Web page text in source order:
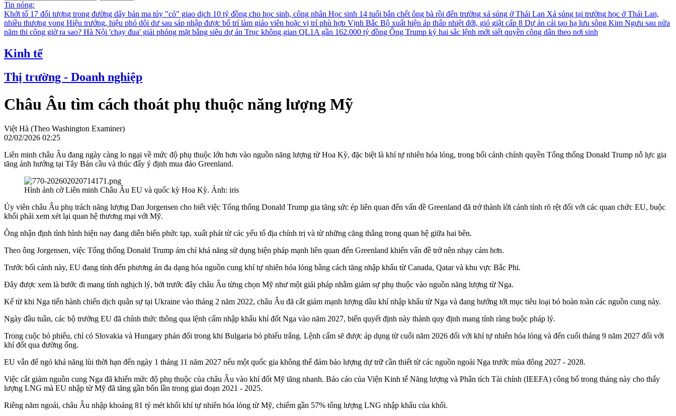
Tin nóng:
Khởi tố 17 đối tượng trong đường dây bán ma túy "cỏ" giao dịch 10 tỷ đồng cho học sinh, công nhân Học sinh 14 tuổi bắn chết ông bà rồi đến trường xả súng ở Thái Lan Xả súng tại trường học ở Thái Lan,
nhiều thương vong Hiệu trưởng, hiệu phó dôi dư sau sáp nhập được bố trí làm giáo viên hoặc vị trí phù hợp Vịnh Bắc Bộ xuất hiện áp thấp nhiệt đới, gió giật cấp 8 Dự án cải tạo hạ lưu sông Kim Ngưu sau nửa
năm thi công giờ ra sao? Hà Nội 'chạy đua' giải phóng mặt bằng siêu dự án Trục không gian QL1A gần 162.000 tỷ đồng Ông Trump ký hai sắc lệnh mới siết quyền công dân theo nơi sinh
Kinh tế
Thị trường - Doanh nghiệp
Châu Âu tìm cách thoát phụ thuộc năng lượng Mỹ
Việt Hà (Theo Washington Examiner)
02/02/2026 02:25
Liên minh châu Âu đang ngày càng lo ngại về mức độ phụ thuộc lớn hơn vào nguồn năng lượng từ Hoa Kỳ, đặc biệt là khí tự nhiên hóa lỏng, trong bối cảnh chính quyền Tổng thống Donald Trump nỗ lực gia
tăng ảnh hưởng tại Tây Bán cầu và thúc đẩy ý định mua đảo Greenland.
Hình ảnh cờ Liên minh Châu Âu EU và quốc kỳ Hoa Kỳ. Ảnh: iris
Ủy viên châu Âu phụ trách năng lượng Dan Jorgensen cho biết việc Tổng thống Donald Trump gia tăng sức ép liên quan đến vấn đề Greenland đã trở thành lời cảnh tỉnh rõ rệt đối với các quan chức EU, buộc
khối phải xem xét lại quan hệ thương mại với Mỹ.
Ông nhận định tình hình hiện nay đang diễn biến phức tạp, xuất phát từ các yếu tố địa chính trị và từ những căng thẳng trong quan hệ giữa hai bên.
Theo ông Jorgensen, việc Tổng thống Donald Trump ám chỉ khả năng sử dụng biện pháp mạnh liên quan đến Greenland khiến vấn đề trở nên nhạy cảm hơn.
Trước bối cảnh này, EU đang tính đến phương án đa dạng hóa nguồn cung khí tự nhiên hóa lỏng bằng cách tăng nhập khẩu từ Canada, Qatar và khu vực Bắc Phi.
Đây được xem là bước đi mang tính nghịch lý, bởi trước đây châu Âu từng chọn Mỹ như một giải pháp nhằm giảm sự phụ thuộc vào nguồn năng lượng từ Nga.
Kể từ khi Nga tiến hành chiến dịch quân sự tại Ukraine vào tháng 2 năm 2022, châu Âu đã cắt giảm mạnh lượng dầu khí nhập khẩu từ Nga và đang hướng tới mục tiêu loại bỏ hoàn toàn các nguồn cung này.
Ngày đầu tuần, các bộ trưởng EU đã chính thức thông qua lệnh cấm nhập khẩu khí đốt Nga vào năm 2027, biến quyết định này thành quy định mang tính ràng buộc pháp lý.
Trong cuộc bỏ phiếu, chỉ có Slovakia và Hungary phản đối trong khi Bulgaria bỏ phiếu trắng. Lệnh cấm sẽ được áp dụng từ cuối năm 2026 đối với khí tự nhiên hóa lỏng và đến cuối tháng 9 năm 2027 đối với
khí đốt qua đường ống.
EU vẫn để ngỏ khả năng lùi thời hạn đến ngày 1 tháng 11 năm 2027 nếu một quốc gia không thể đảm bảo lượng dự trữ cần thiết từ các nguồn ngoài Nga trước mùa đông 2027 - 2028.
Việc cắt giảm nguồn cung Nga đã khiến mức độ phụ thuộc của châu Âu vào khí đốt Mỹ tăng nhanh. Báo cáo của Viện Kinh tế Năng lượng và Phân tích Tài chính (IEEFA) công bố trong tháng này cho thấy
lượng LNG mà EU nhập từ Mỹ đã tăng gần bốn lần trong giai đoạn 2021 - 2025.
Riêng năm ngoái, châu Âu nhập khoảng 81 tỷ mét khối khí tự nhiên hóa lỏng từ Mỹ, chiếm gần 57% tổng lượng LNG nhập khẩu của khối.